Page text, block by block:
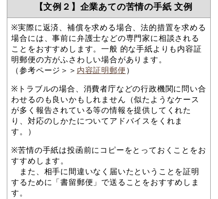
【文例２】企業あての苦情の手紙 文例
※実際に返済、補償を求める場合、法的措置を求める
場合には、事前に弁護士などの専門家に相談される
ことをおすすめします。一般 的な手紙よりも内容証
明郵便の方がふさわしい場合があります。
（参考ページ＞＞ 内容証明郵便）
※トラブルの場合、消費者庁などの行政機関に問い合
わせるのも良いかもしれません（似たようなケース
が多く報告されている等の情報を提供してくれた
り、対応のしかたについてアドバイスをくれま
す。）
※苦情の手紙は投函前にコピーをとっておくことをお
すすめします。
また、相手に間違いなく届いたということを証明
するために「書留郵便」で送ることをおすすめしま
す。